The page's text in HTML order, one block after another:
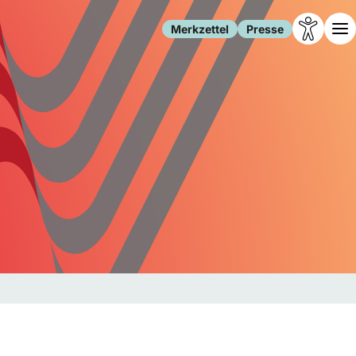
Merkzettel Presse
Leben
Familie
Freizeit
Gesundheit
Internet
Gesellschaft
Forschung
Migration
Polizei